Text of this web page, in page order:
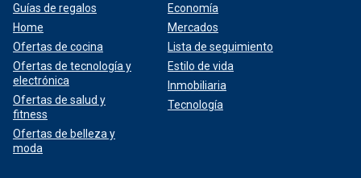
Guías de regalos
Home
Ofertas de cocina
Ofertas de tecnología y
electrónica
Ofertas de salud y
fitness
Ofertas de belleza y
moda
Economía
Mercados
Lista de seguimiento
Estilo de vida
Inmobiliaria
Tecnología